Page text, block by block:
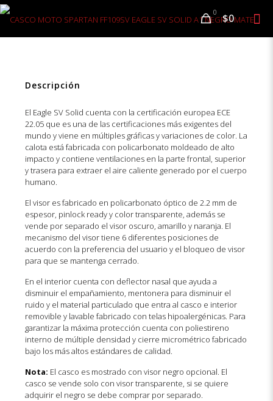
0 $0
Descripción
El Eagle SV Solid cuenta con la certificación europea ECE
22.05 que es una de las certificaciones más exigentes del
mundo y viene en múltiples gráficas y variaciones de color. La
calota está fabricada con policarbonato moldeado de alto
impacto y contiene ventilaciones en la parte frontal, superior
y trasera para extraer el aire caliente generado por el cuerpo
humano.
El visor es fabricado en policarbonato óptico de 2.2 mm de
espesor, pinlock ready y color transparente, además se
vende por separado el visor oscuro, amarillo y naranja. El
mecanismo del visor tiene 6 diferentes posiciones de
acuerdo con la preferencia del usuario y el bloqueo de visor
para que se mantenga cerrado.
En el interior cuenta con deflector nasal que ayuda a
disminuir el empañamiento, mentonera para disminuir el
ruido y el material particulado que entra al casco e interior
removible y lavable fabricado con telas hipoalergénicas. Para
garantizar la máxima protección cuenta con poliestireno
interno de múltiple densidad y cierre micrométrico fabricado
bajo los más altos estándares de calidad.
Nota: El casco es mostrado con visor negro opcional. El
casco se vende solo con visor transparente, si se quiere
adquirir el negro se debe comprar por separado.